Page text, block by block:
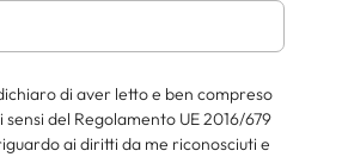
di aver letto e ben compreso
sensi del Regolamento UE 2016/679
ai diritti da me riconosciuti e